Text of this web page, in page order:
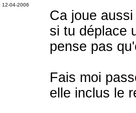
12-04-2006
Ca joue
si tu déplace
pense pas
Fais moi
elle inclus le